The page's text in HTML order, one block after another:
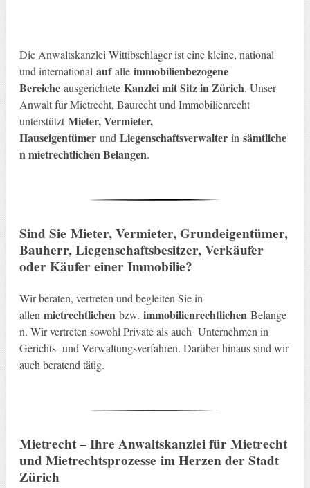
Die Anwaltskanzlei Wittibschlager ist eine kleine, national
und international aufalle immobilienbezogene
BereicheausgerichteteKanzlei mit Sitz in Zürich. Unser
Anwalt für Mietrecht, Baurecht und Immobilienrecht
unterstütztMieter, Vermieter,
Hauseigentümerund Liegenschaftsverwalterinsämtliche
n mietrechtlichen Belangen.
Sind Sie Mieter, Vermieter, Grundeigentümer,
Bauherr, Liegenschaftsbesitzer, Verkäufer
oder Käufer einer Immobilie?
Wir beraten, vertreten und begleiten Sie in
allen mietrechtlichen bzw. immobilienrechtlichen Belange
n. Wir vertreten sowohl Private als auch Unternehmen in
Gerichts- und Verwaltungsverfahren. Darüber hinaus sind wir
auch beratend tätig.
Mietrecht – Ihre Anwaltskanzlei für Mietrecht
und Mietrechtsprozesse im Herzen der Stadt
Zürich